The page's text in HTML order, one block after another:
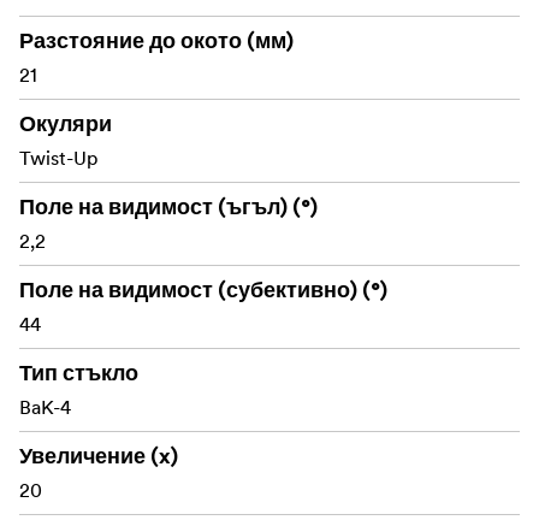
Разстояние до окото (мм)
21
Окуляри
Twist-Up
Поле на видимост (ъгъл) (°)
2,2
Поле на видимост (субективно) (°)
44
Тип стъкло
BaK-4
Увеличение (x)
20